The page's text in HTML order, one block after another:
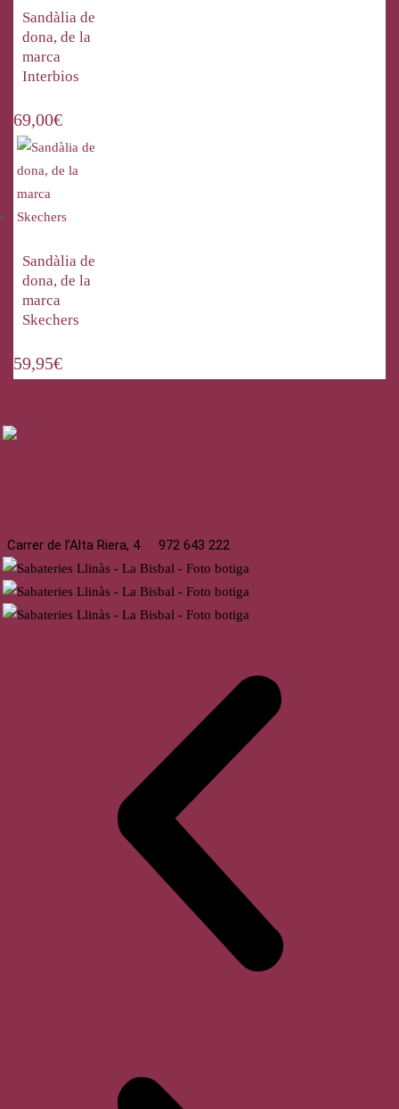
Sandàlia de
dona, de la
marca
Interbios
69,00€
Sandàlia de
dona, de la
marca
Skechers
59,95€
Carrer de l’Alta Riera, 4 972 643 222